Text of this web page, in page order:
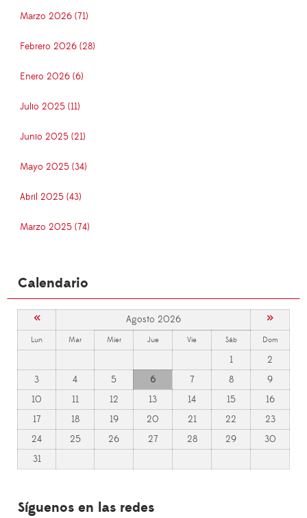
Marzo 2026 (71)
Febrero 2026 (28)
Enero 2026 (6)
Julio 2025 (11)
Junio 2025 (21)
Mayo 2025 (34)
Abril 2025 (43)
Marzo 2025 (74)
Calendario
« Agosto 2026 »
Lun Mar Mier Jue Vie Sáb Dom
1
2
3
4 5 6 7 8
9
10
11 12 13 14 15
16
17
18 19 20 21 22
23
24
25 26 27 28 29
30
31
Síguenos en las redes